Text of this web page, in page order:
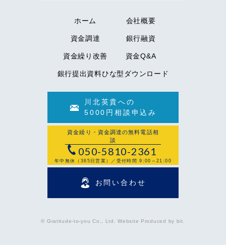
ホーム 会社概要
資金調達 銀行融資
資金繰り改善 資金Q&A
銀行提出資料ひな型ダウンロード
川北英貴への
5000円相談申込み
資金繰り・資金調達の無料電話相
談
050-5810-2361
年中無休（365日営業）／受付時間 9:00～21:00
お問い合わせ
© Gratitude-to-you Co., Ltd. Website Produced by bit.